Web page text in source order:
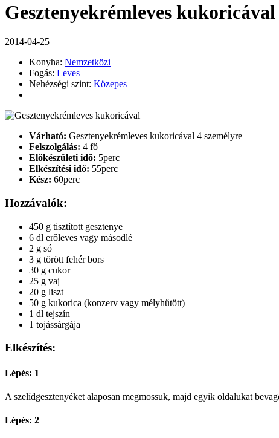
Gesztenyekrémleves kukoricával
2014-04-25
Konyha: Nemzetközi
Fogás: Leves
Nehézségi szint: Közepes
Várható: Gesztenyekrémleves kukoricával 4 személyre
Felszolgálás: 4 fő
Előkészületi idő: 5perc
Elkészítési idő: 55perc
Kész: 60perc
Hozzávalók:
450 g tisztított gesztenye
6 dl erőleves vagy másodlé
2 g só
3 g törött fehér bors
30 g cukor
25 g vaj
20 g liszt
50 g kukorica (konzerv vagy mélyhűtött)
1 dl tejszín
1 tojássárgája
Elkészítés:
Lépés: 1
A szelídgesztenyéket alaposan megmossuk, majd egyik oldalukat
Lépés: 2